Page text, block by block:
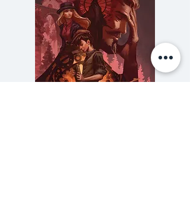
รุ่งเรืองก็คือการขายขนมชื่อลังที่หา
ชื่อไม่ได้ที่ไหนอกจากที่ร้านแห่งนี้
ร้านนัมโบชียะมีลูกค้าเจ้าไม่ขาดสาย
พวกเขาอยู่กันครอบครัวที่มีคุณตา